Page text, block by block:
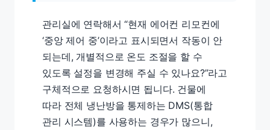
관리실에 연락해서 “현재 에어컨 리모컨에
‘중앙 제어 중’이라고 표시되면서 작동이 안
되는데, 개별적으로 온도 조절을 할 수
있도록 설정을 변경해 주실 수 있나요?”라고
구체적으로 요청하시면 됩니다. 건물에
따라 전체 냉난방을 통제하는 DMS(통합
관리 시스템)를 사용하는 경우가 많으니,